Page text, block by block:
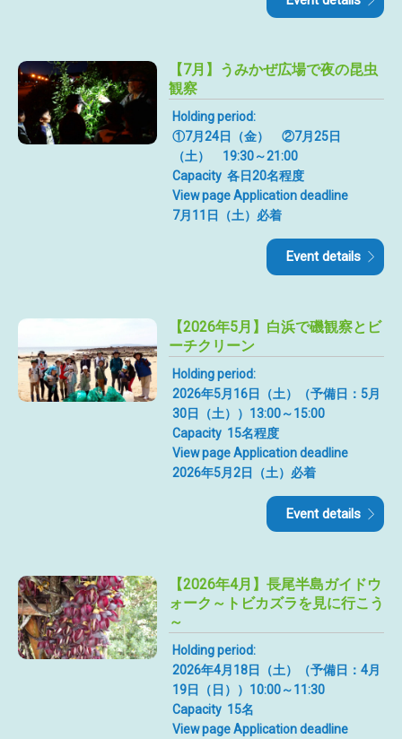
【7月】うみかぜ広場で夜の昆虫
観察
Holding period:
①7月24日（金） ②7月25日
（土） 19:30～21:00
Capacity 各日20名程度
View page Application deadline
7月11日（土）必着
Event details
【2026年5月】白浜で磯観察とビ
ーチクリーン
Holding period:
2026年5月16日（土）（予備日：5月
30日（土））13:00～15:00
Capacity 15名程度
View page Application deadline
2026年5月2日（土）必着
Event details
【2026年4月】長尾半島ガイドウ
ォーク～トビカズラを見に行こう
～
Holding period:
2026年4月18日（土）（予備日：4月
19日（日））10:00～11:30
Capacity 15名
View page Application deadline